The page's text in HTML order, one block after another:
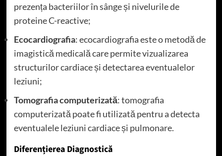
prezența bacteriilor în sânge și nivelurile de
proteine C-reactive;
Ecocardiografia: ecocardiografia este o metodă de
imagistică medicală care permite vizualizarea
structurilor cardiace și detectarea eventualelor
leziuni;
Tomografia computerizată: tomografia
computerizată poate fi utilizată pentru a detecta
eventualele leziuni cardiace și pulmonare.
Diferențierea Diagnostică